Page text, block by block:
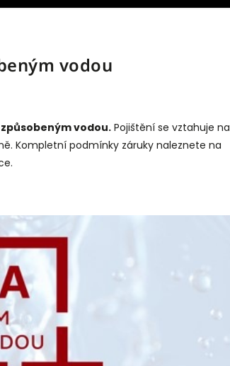
vodou
vodou.Pojištění se vztahuje na
Kompletní podmínky záruky naleznete na